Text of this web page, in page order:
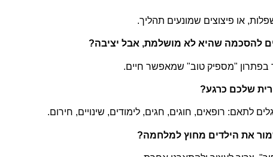
או פיצוצים שמונעים תהליך.
להסכמה שהיא לא מושלמת, אבל יציבה?
בפתרון "מספיק טוב" שמאפשר חיים.
שלכם כרגע?
לתאם: רופאים, חוגים, חגים, לימודים, שינויים, חירום.
את הילדים מחוץ למלחמה?